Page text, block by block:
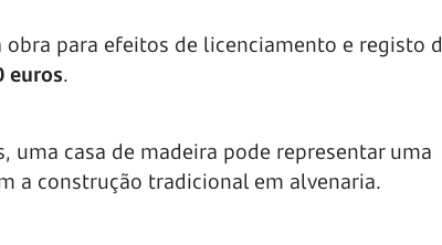
para efeitos de licenciamento e registo
euros.
casa de madeira pode representar uma
a construção tradicional em alvenaria.